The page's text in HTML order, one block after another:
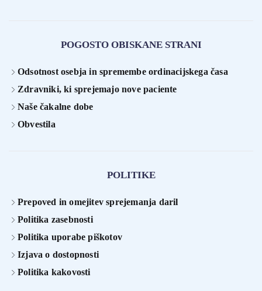
POGOSTO OBISKANE STRANI
Odsotnost osebja in spremembe ordinacijskega časa
Zdravniki, ki sprejemajo nove paciente
Naše čakalne dobe
Obvestila
POLITIKE
Prepoved in omejitev sprejemanja daril
Politika zasebnosti
Politika uporabe piškotov
Izjava o dostopnosti
Politika kakovosti